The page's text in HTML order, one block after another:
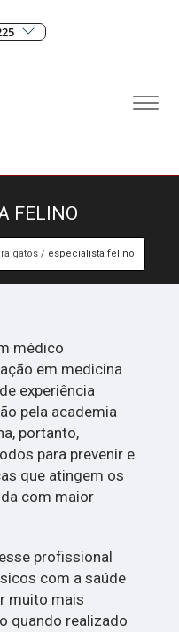
FELINO
gatos especialista felino
médico
em medicina
experiência
pela academia
portanto,
para prevenir e
que atingem os
com maior
profissional
com a saúde
muito mais
quando realizado